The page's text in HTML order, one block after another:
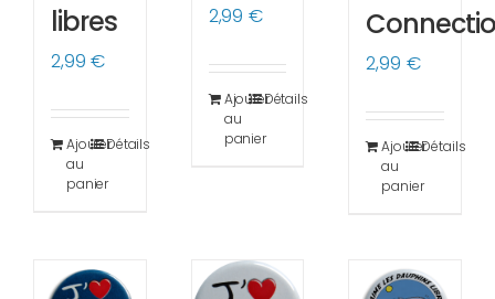
libres
2,99€
Ajouter
au
panier
Détails
2,99 €
Ajouter
au
panier
Détails
2,99 €
Ajouter
au
panier
Détails